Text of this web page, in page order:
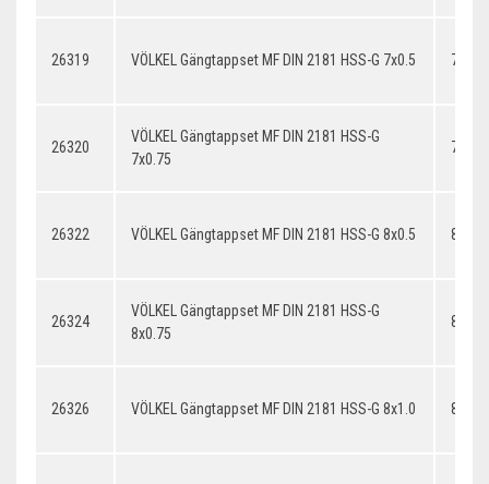
26319 VÖLKEL Gängtappset MF DIN 2181 HSS-G 7x0.5 7x0.5
26320
VÖLKEL Gängtappset MF DIN 2181 HSS-G
7x0.75
26322 VÖLKEL Gängtappset MF DIN 2181 HSS-G 8x0.5 8x0.5
26324
VÖLKEL Gängtappset MF DIN 2181 HSS-G
8x0.75
26326 VÖLKEL Gängtappset MF DIN 2181 HSS-G 8x1.0 8x1.0